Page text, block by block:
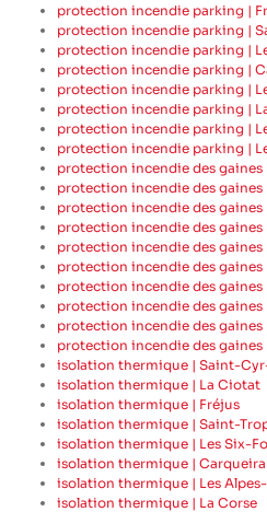
protection incendie parking |
protection incendie parking |
protection incendie parking |
protection incendie parking |
protection incendie parking |
protection incendie parking |
protection incendie parking |
protection incendie parking |
protection incendie des
protection incendie des gaines
protection incendie des gaines
protection incendie des gaines
protection incendie des gaines
protection incendie des gaines
protection incendie des gaines
protection incendie des gaines
protection incendie des gaines
protection incendie des gaines
isolation thermique | Saint-
isolation thermique | La Ciotat
isolation thermique | Fréjus
isolation thermique | Saint-
isolation thermique | Les Six-
isolation thermique |
isolation thermique | Les
isolation thermique | La Corse